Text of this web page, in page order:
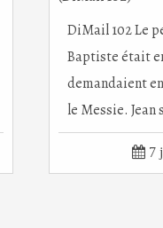
DiMail 102 Le
Baptiste était
demandaient
le Messie. Jean
 7